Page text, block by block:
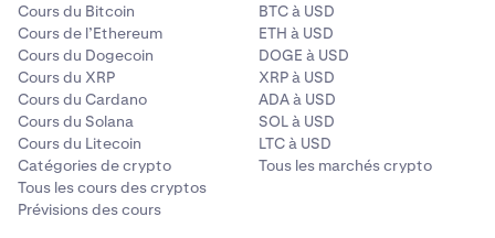
Cours du Bitcoin
Cours de l’Ethereum
Cours du Dogecoin
Cours du XRP
Cours du Cardano
Cours du Solana
Cours du Litecoin
Catégories de crypto
Tous les cours des cryptos
Prévisions des cours
BTC à USD
ETH à USD
DOGE à USD
XRP à USD
ADA à USD
SOL à USD
LTC à USD
Tous les marchés crypto